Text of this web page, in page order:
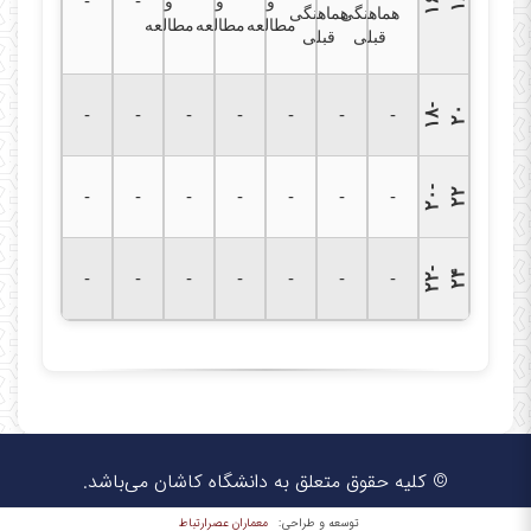
هماهنگی
قبلی
هماهنگی
قبلی
مطالعهمطالعهمطالعه
۱
۸
-
۲ ۰ -
-
-
-
-
-
-
۲
۰
-
۲ ۲ -
-
-
-
-
-
-
۲
۲
-
۲ ۴ -
-
-
-
-
-
-
© کلیه حقوق متعلق به دانشگاه کاشان می‌باشد.
توسعه و طراحی: معماران عصر‌ارتباط